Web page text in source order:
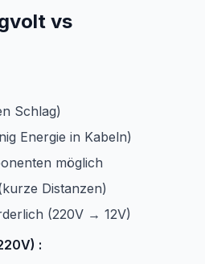
vs
Schlag)
Energie in Kabeln)
möglich
Distanzen)
(220V → 12V)
: